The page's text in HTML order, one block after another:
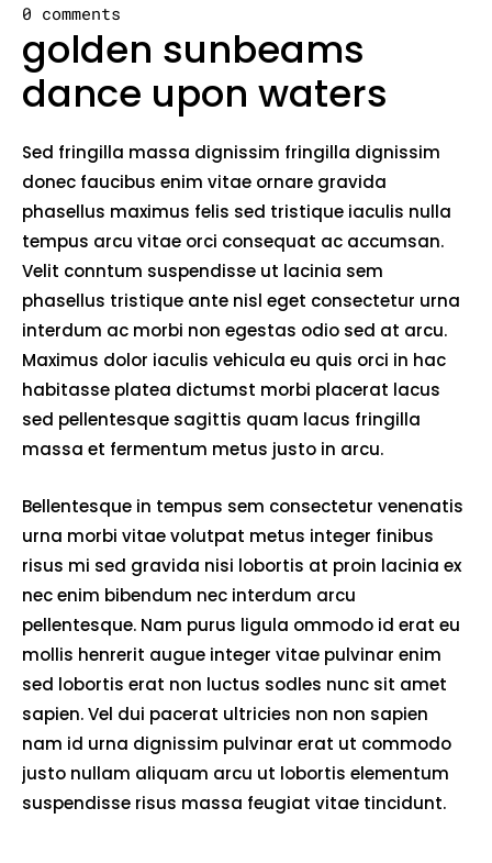
0 comments
golden sunbeams
dance upon waters
Sed fringilla massa dignissim fringilla dignissim
donec faucibus enim vitae ornare gravida
phasellus maximus felis sed tristique iaculis nulla
tempus arcu vitae orci consequat ac accumsan.
Velit conntum suspendisse ut lacinia sem
phasellus tristique ante nisl eget consectetur urna
interdum ac morbi non egestas odio sed at arcu.
Maximus dolor iaculis vehicula eu quis orci in hac
habitasse platea dictumst morbi placerat lacus
sed pellentesque sagittis quam lacus fringilla
massa et fermentum metus justo in arcu.
Bellentesque in tempus sem consectetur venenatis
urna morbi vitae volutpat metus integer finibus
risus mi sed gravida nisi lobortis at proin lacinia ex
nec enim bibendum nec interdum arcu
pellentesque. Nam purus ligula ommodo id erat eu
mollis henrerit augue integer vitae pulvinar enim
sed lobortis erat non luctus sodles nunc sit amet
sapien. Vel dui pacerat ultricies non non sapien
nam id urna dignissim pulvinar erat ut commodo
justo nullam aliquam arcu ut lobortis elementum
suspendisse risus massa feugiat vitae tincidunt.